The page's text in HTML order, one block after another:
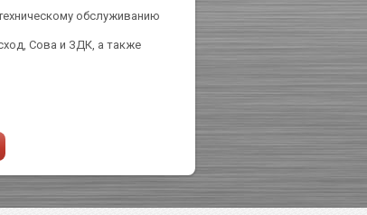
обслуживанию
Сова и ЗДК, а также